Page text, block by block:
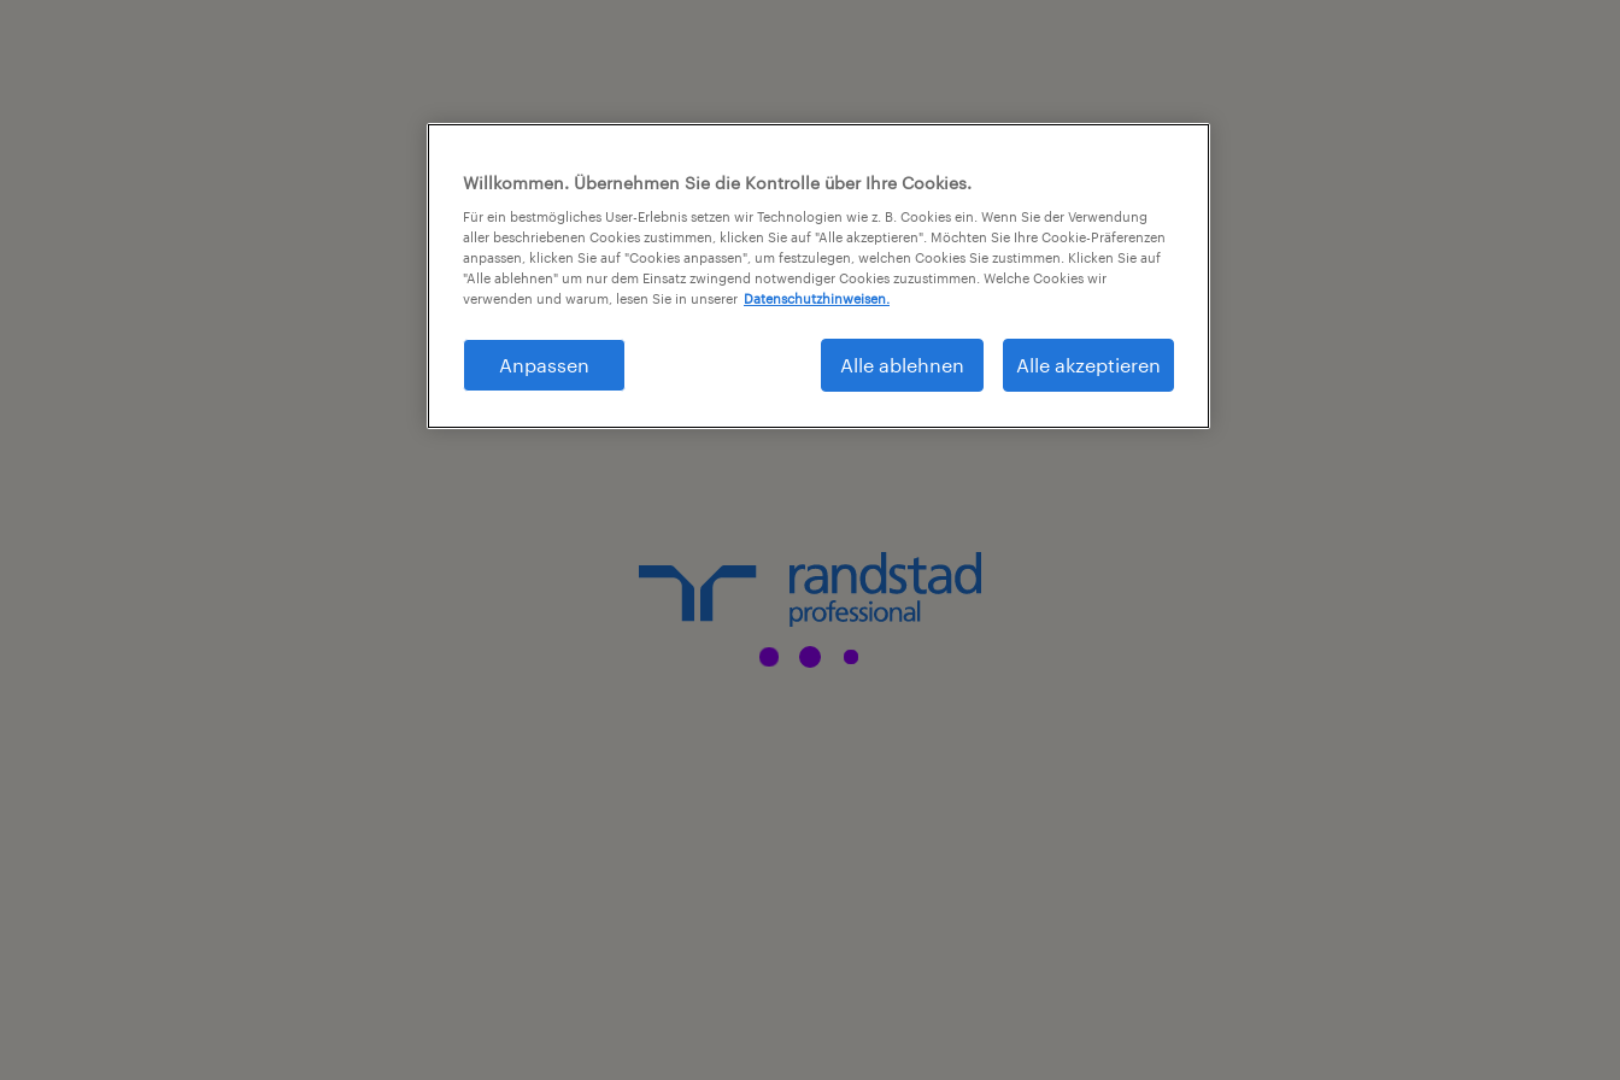
Willkommen. Übernehmen Sie die Kontrolle über Ihre Cookies.
Für ein bestmögliches User-Erlebnis setzen wir Technologien wie z. B. Cookies ein. Wenn Sie der Verwendung
aller beschriebenen Cookies zustimmen, klicken Sie auf "Alle akzeptieren". Möchten Sie Ihre Cookie-Präferenzen
anpassen, klicken Sie auf "Cookies anpassen", um festzulegen, welchen Cookies Sie zustimmen. Klicken Sie auf
"Alle ablehnen" um nur dem Einsatz zwingend notwendiger Cookies zuzustimmen. Welche Cookies wir
verwenden und warum, lesen Sie in unserer Datenschutzhinweisen.
Anpassen Alle ablehnen Alle akzeptieren